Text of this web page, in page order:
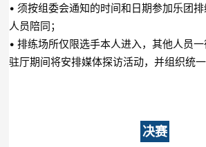
• 须按组委会通知的时间和日期参加乐团
人员陪同；
• 排练场所仅限选手本人进入，其他人员一
驻厅期间将安排媒体探访活动，并组织统一
决赛